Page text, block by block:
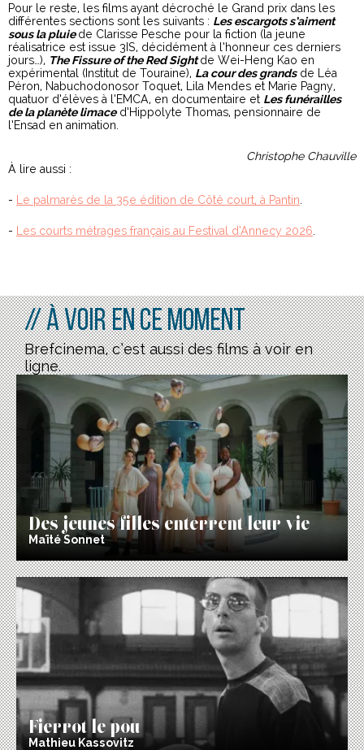
Pour le reste, les films ayant décroché le Grand prix dans les
différentes sections sont les suivants : Les escargots s’aiment
sous la pluie de Clarisse Pesche pour la fiction (la jeune
réalisatrice est issue 3IS, décidément à l’honneur ces derniers
jours…), The Fissure of the Red Sight de Wei-Heng Kao en
expérimental (Institut de Touraine), La cour des grandsde Léa
Péron, Nabuchodonosor Toquet, Lila Mendes et Marie Pagny,
quatuor d’élèves à l’EMCA, en documentaire et Les funérailles
de la planète limaced’Hippolyte Thomas, pensionnaire de
l’Ensad en animation.
Christophe Chauville
À lire aussi :
- Le palmarès de la 35e édition de Côté court, à Pantin
- Les courts métrages français au Festival d’Annecy 2026
// À voir en ce moment
Brefcinema, c’est aussi des films à voir en
ligne.
Des jeunes filles enterrent leur vie
Maïté Sonnet
Fierrot le pou
Mathieu Kassovitz